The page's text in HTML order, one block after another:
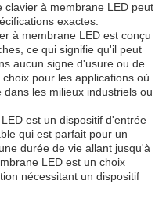
à membrane LED peut
exactes.
à membrane LED est conçu
ce qui signifie qu'il peut
aucun signe d'usure ou de
pour les applications où
les milieux industriels ou
est un dispositif d'entrée
qui est parfait pour un
durée de vie allant jusqu'à
LED est un choix
nécessitant un dispositif